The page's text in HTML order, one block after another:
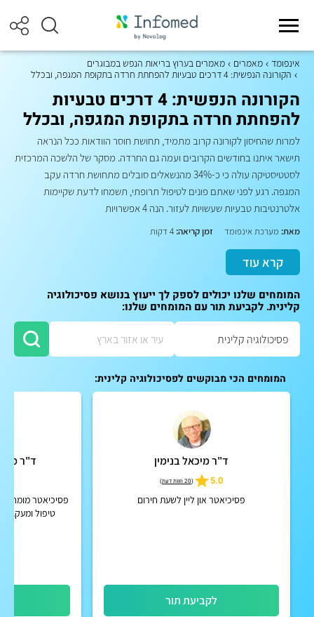
אינפומד מאמרים
מאמרים בערוץ בריאות הנפש במבוגרים
הקורונה הנפשית: 4 דרכים טבעיות להפחתת חרדה בתקופת המגפה, ובכלל
הקורונה הנפשית: 4 דרכים טבעיות
להפחתת חרדה בתקופת המגפה, ובכלל
למרות שהחיסון לקורונה קרוב מתמיד, תחושת חוסר הוודאות ככל הנראה
תישאר איתנו בחודשים הקרובים ועמה גם החרדה. מסקר של הלשכה המרכזית
לסטטיסטיקה עולה כי כ-34% מהנשאלים סובלים מתחושת חרדה עקב
המגפה. רגע לפני שאתם פונים לטיפול תרופתי, תשמחו לדעת שקיימות
אלטרנטיבות טבעיות שעשויות לעזור. הנה 4 אפשרויות
מאת: מערכת אינפומד זמן קריאה:
קרא עוד
המומחים שלנו יכולים לספק לך ייעוץ בנושא פסיכולוגיה
קלינית. לקביעת תור עם המומחים שלנו:
המומחים הכי מבוקשים לפסיכולוגיה קלינית:
ד"ר מיכאל בנימין
5.0
(20 חוות דעת )
פסיכיאטר און ליין לשעת חירום
לקביעת תור
ד"ר
פסיכיאטר מומחה
טיפול ומעקב